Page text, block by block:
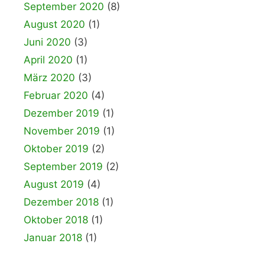
September 2020 (8)
August 2020 (1)
Juni 2020 (3)
April 2020 (1)
März 2020 (3)
Februar 2020 (4)
Dezember 2019 (1)
November 2019 (1)
Oktober 2019 (2)
September 2019 (2)
August 2019 (4)
Dezember 2018 (1)
Oktober 2018 (1)
Januar 2018 (1)